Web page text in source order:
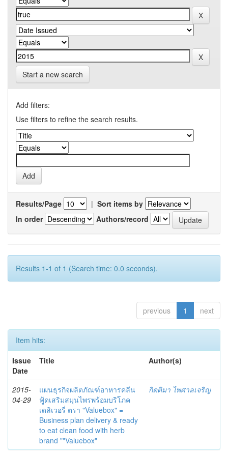
Start a new search
Add filters:
Use filters to refine the search results.
Results/Page | Sort items by
In order
Authors/record
Results 1-1 of 1 (Search time: 0.0 seconds).
previous 1 next
Item hits:
Issue
Date
Title Author(s)
2015-
04-29
แผนธุรกิจผลิตภัณฑ์อาหารคลีน
ฟู้ดเสริมสมุนไพรพร้อมบริโภค
เดลิเวอรี่ ตรา "Valuebox" =
Business plan delivery & ready
to eat clean food with herb
brand ""Valuebox"
กิตติมา ไพศาลเจริญ